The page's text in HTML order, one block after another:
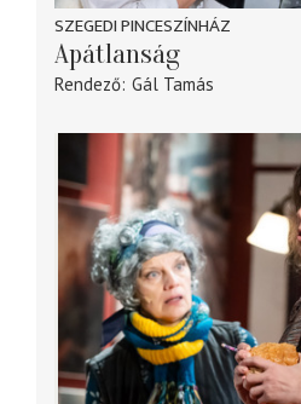
SZEGEDI PINCESZÍNHÁZ
Apátlanság
Rendező Gál Tamás